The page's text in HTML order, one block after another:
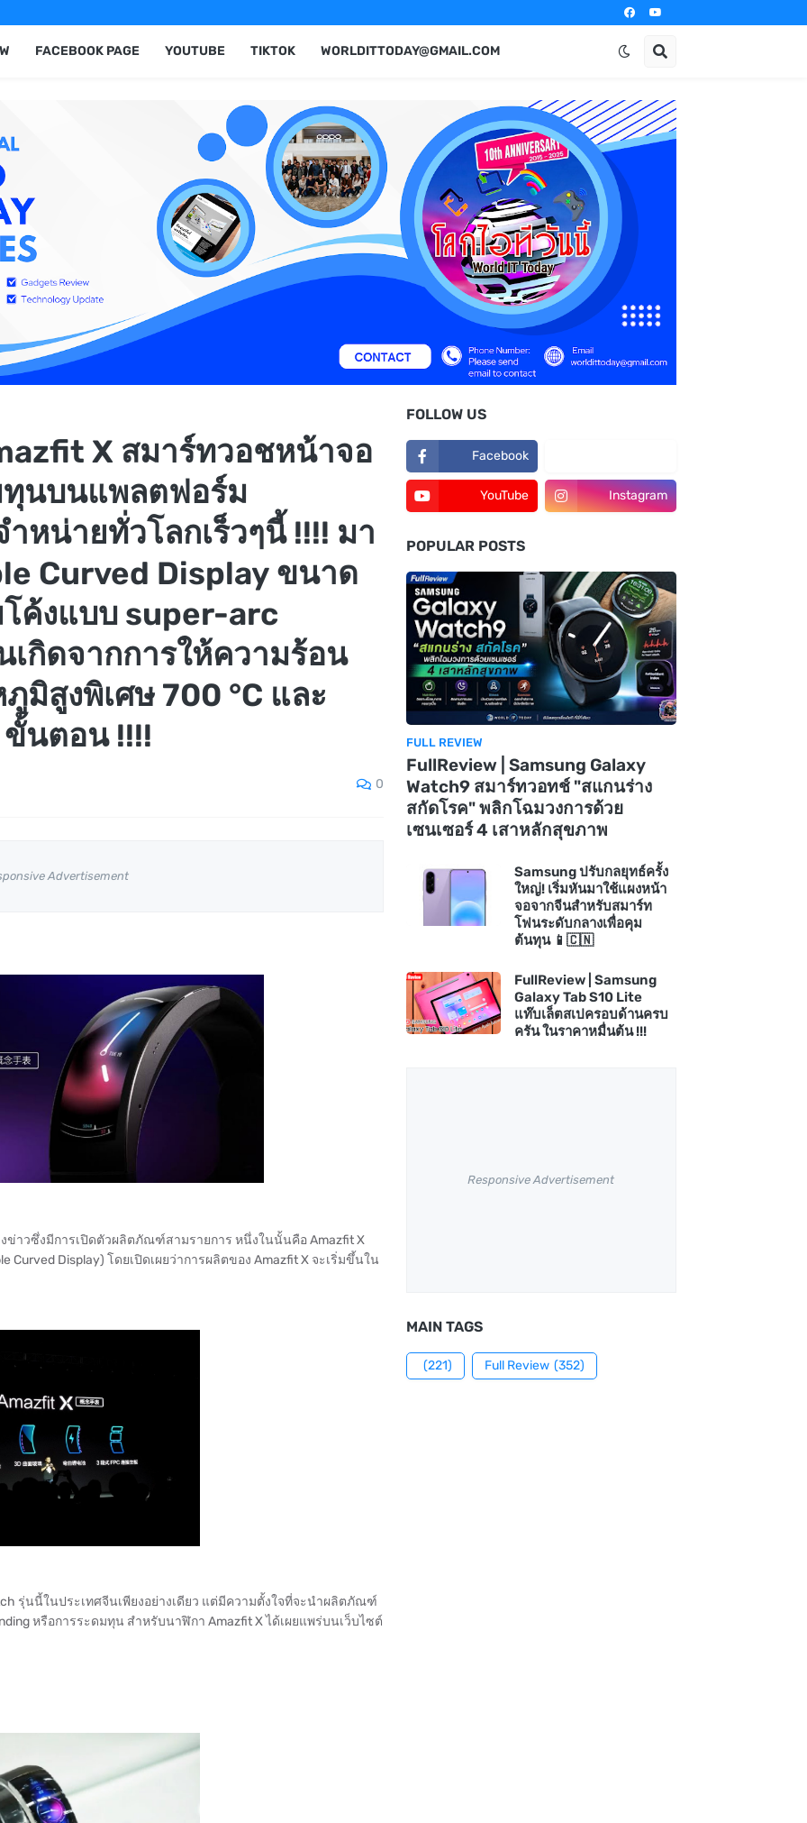
FACEBOOK PAGE YOUTUBE TIKTOK WORLDITTODAY@GMAIL.COM
X สมาร์ทวอชหน้าจอ
ทุนบนแพลตฟอร์ม
หน่ายทั่วโลกเร็วๆนี้ !!!! มา
Curved Display ขนาด
ค้งแบบ super-arc
กิดจากการให้ความร้อน
สูงพิเศษ 700 °C และ
นตอน !!!!
0
Advertisement
ข่าวซึ่งมีการเปิดตัวผลิตภัณฑ์สามรายการ หนึ่งในนั้นคือ Amazfit X
Display) โดยเปิดเผยว่าการผลิตของ Amazfit X จะเริ่มขึ้นใน
รุ่นนี้ในประเทศจีนเพียงอย่างเดียว แต่มีความตั้งใจที่จะนำผลิตภัณฑ์
หรือการระดมทุน สำหรับนาฬิกา Amazfit X ได้เผยแพร่บนเว็บไซต์
FOLLOW US
Facebook
YouTube Instagram
POPULAR POSTS
FULL REVIEW
FullReview | Samsung Galaxy
Watch9 สมาร์ทวอทช์ "สแกนร่าง
สกัดโรค" พลิกโฉมวงการด้วย
เซนเซอร์ 4 เสาหลักสุขภาพ
Samsung ปรับกลยุทธ์ครั้ง
ใหญ่! เริ่มหันมาใช้แผงหน้า
จอจากจีนสำหรับสมาร์ท
โฟนระดับกลางเพื่อคุม
ต้นทุน 📱🇨🇳
FullReview | Samsung
Galaxy Tab S10 Lite
แท๊บเล็ตสเปครอบด้านครบ
ครัน ในราคาหมื่นต้น !!!
Responsive Advertisement
MAIN TAGS
(221) Full Review (352)